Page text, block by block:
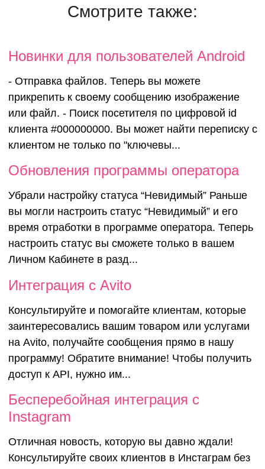
Смотрите также:
Новинки для
Android
Новинки для пользователей Android
- Отправка файлов. Теперь вы можете
прикрепить к своему сообщению изображение
или файл. - Поиск посетителя по цифровой id
клиента #000000000. Вы может найти переписку с
клиентом не только по "ключевы...
Обновления программы оператора
Убрали настройку статуса “Невидимый” Раньше
вы могли настроить статус “Невидимый” и его
время отработки в программе оператора. Теперь
настроить статус вы сможете только в вашем
Личном Кабинете в разд...
Интеграция с Avito
Консультируйте и помогайте клиентам, которые
заинтересовались вашим товаром или услугами
на Avito, получайте сообщения прямо в нашу
программу! Обратите внимание! Чтобы получить
доступ к API, нужно им...
Бесперебойная интеграция с
Instagram
Отличная новость, которую вы давно ждали!
Консультируйте своих клиентов в Инстаграм без